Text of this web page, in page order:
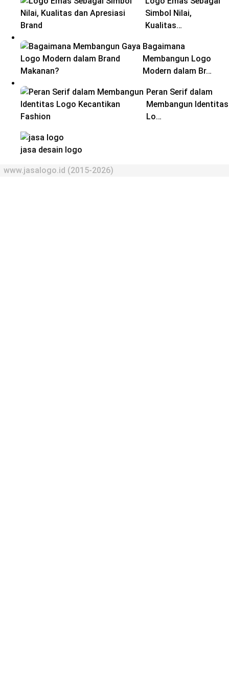
Simbol Nilai,
Kualitas…
Bagaimana
Membangun Logo
Modern dalam Br…
Peran Serif dalam
Membangun Identitas
Lo…
jasa desain logo
www.jasalogo.id (2015-2026)